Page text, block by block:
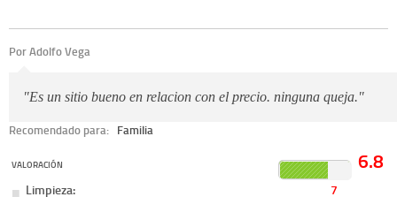
Por Adolfo Vega
"Es un sitio bueno en relacion con el precio. ninguna queja."
Recomendado para: Familia
VALORACIÓN 6.8
Limpieza:
7